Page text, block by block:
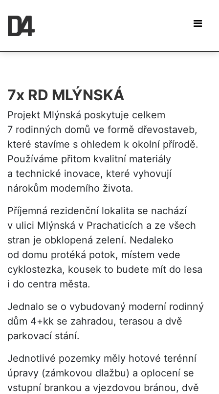
7x RD MLÝNSKÁ
Projekt Mlýnská poskytuje celkem
7 rodinných domů ve formě dřevostaveb,
které stavíme s ohledem k okolní přírodě.
Používáme přitom kvalitní materiály
a technické inovace, které vyhovují
nárokům moderního života.
Příjemná rezidenční lokalita se nachází
v ulici Mlýnská v Prachaticích a ze všech
stran je obklopená zelení. Nedaleko
od domu protéká potok, místem vede
cyklostezka, kousek to budete mít do lesa
i do centra města.
Jednalo se o vybudovaný moderní rodinný
dům 4+kk se zahradou, terasou a dvě
parkovací stání.
Jednotlivé pozemky měly hotové terénní
úpravy (zámkovou dlažbu) a oplocení se
vstupní brankou a vjezdovou bránou, dvě